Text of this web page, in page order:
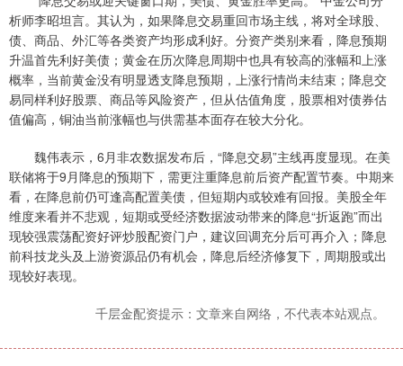
析师李昭坦言。其认为，如果降息交易重回市场主线，将对全球股、
债、商品、外汇等各类资产均形成利好。分资产类别来看，降息预期
升温首先利好美债；黄金在历次降息周期中也具有较高的涨幅和上涨
概率，当前黄金没有明显透支降息预期，上涨行情尚未结束；降息交
易同样利好股票、商品等风险资产，但从估值角度，股票相对债券估
值偏高，铜油当前涨幅也与供需基本面存在较大分化。
魏伟表示，6月非农数据发布后，“降息交易”主线再度显现。在美
联储将于9月降息的预期下，需更注重降息前后资产配置节奏。中期来
看，在降息前仍可逢高配置美债，但短期内或较难有回报。美股全年
维度来看并不悲观，短期或受经济数据波动带来的降息“折返跑”而出
现较强震荡配资好评炒股配资门户，建议回调充分后可再介入；降息
前科技龙头及上游资源品仍有机会，降息后经济修复下，周期股或出
现较好表现。
千层金配资提示：文章来自网络，不代表本站观点。